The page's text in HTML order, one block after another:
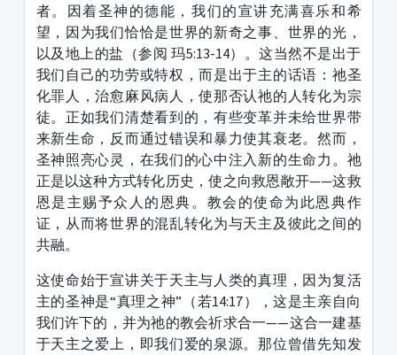
者。因着圣神的德能，我们的宣讲充满喜乐和希
望，因为我们恰恰是世界的新奇之事、世界的光，
以及地上的盐（参阅 玛5:13-14）。这当然不是出于
我们自己的功劳或特权，而是出于主的话语：祂圣
化罪人，治愈麻风病人，使那否认祂的人转化为宗
徒。正如我们清楚看到的，有些变革并未给世界带
来新生命，反而通过错误和暴力使其衰老。然而，
圣神照亮心灵，在我们的心中注入新的生命力。祂
正是以这种方式转化历史，使之向救恩敞开——这救
恩是主赐予众人的恩典。教会的使命为此恩典作
证，从而将世界的混乱转化为与天主及彼此之间的
共融。
这使命始于宣讲关于天主与人类的真理，因为复活
主的圣神是“真理之神”（若14:17），这是主亲自向
我们许下的，并为祂的教会祈求合一——这合一建基
于天主之爱上，即我们爱的泉源。那位曾借先知发